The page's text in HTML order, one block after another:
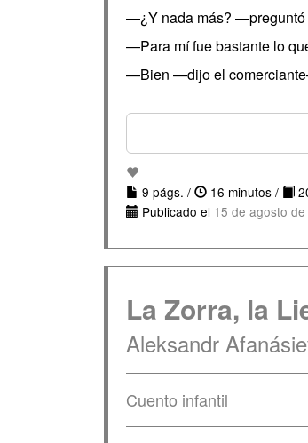
—¿Y nada más? —preguntó
—Para mí fue bastante lo
—Bien —dijo el
9 págs. / 16 minutos /
Publicado el 15 de agosto
La Zorra, la
Aleksandr
Cuento infantil